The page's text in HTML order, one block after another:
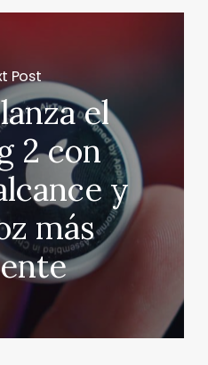
Post
el
2 con
y
más